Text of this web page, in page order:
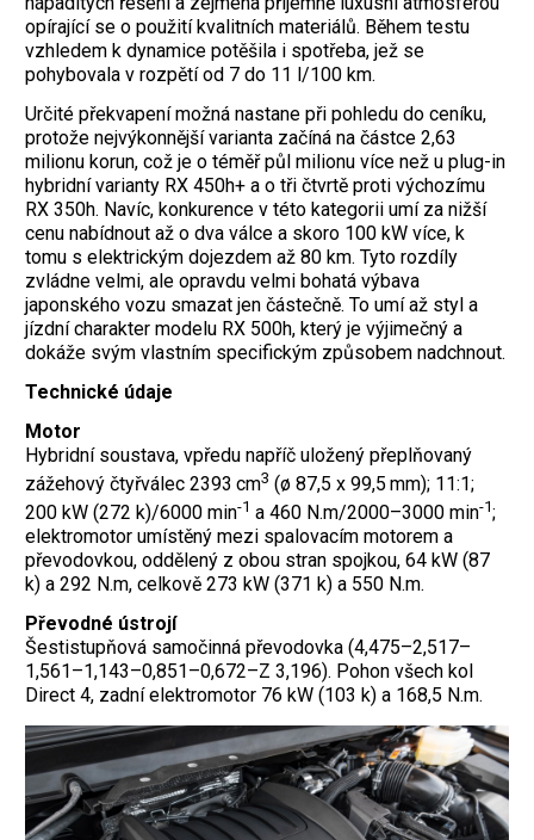
opírající se o použití kvalitních materiálů. Během testu
vzhledem k dynamice potěšila i spotřeba, jež se
pohybovala v rozpětí od 7 do 11 l/100 km.
Určité překvapení možná nastane při pohledu do ceníku,
protože nejvýkonnější varianta začíná na částce 2,63
milionu korun, což je o téměř půl milionu více než u plug-in
hybridní varianty RX 450h+ a o tři čtvrtě proti výchozímu
RX 350h. Navíc, konkurence v této kategorii umí za nižší
cenu nabídnout až o dva válce a skoro 100 kW více, k
tomu s elektrickým dojezdem až 80 km. Tyto rozdíly
zvládne velmi, ale opravdu velmi bohatá výbava
japonského vozu smazat jen částečně. To umí až styl a
jízdní charakter modelu RX 500h, který je výjimečný a
dokáže svým vlastním specifickým způsobem nadchnout.
Technické údaje
Motor
Hybridní soustava, vpředu napříč uložený přeplňovaný
zážehový čtyřválec 2393 cm3 (ø 87,5 x 99,5 mm); 11:1;
200 kW (272 k)/6000 min-1 a 460 N.m/2000–3000 min-1;
elektromotor umístěný mezi spalovacím motorem a
převodovkou, oddělený z obou stran spojkou, 64 kW (87
k) a 292 N.m, celkově 273 kW (371 k) a 550 N.m.
Převodné ústrojí
Šestistupňová samočinná převodovka (4,475–2,517–
1,561–1,143–0,851–0,672–Z 3,196). Pohon všech kol
Direct 4, zadní elektromotor 76 kW (103 k) a 168,5 N.m.